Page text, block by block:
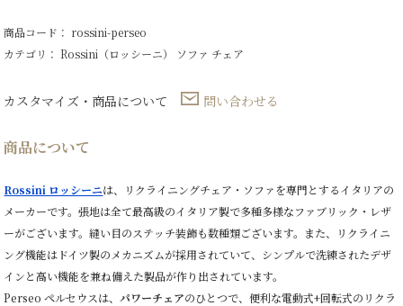
式
1
け
個
商品コード： rossini-perseo
カテゴリ：Rossini（ロッシーニ） ソファ チェア
カスタマイズ・商品について 問い合わせる
商品について
Rossini ロッシーニは、リクライニングチェア・ソファを専門とするイタリアの
メーカーです。張地は全て最高級のイタリア製で多種多様なファブリック・レザ
ーがございます。縫い目のステッチ装飾も数種類ございます。また、リクライニ
ング機能はドイツ製のメカニズムが採用されていて、シンプルで洗練されたデザ
インと高い機能を兼ね備えた製品が作り出されています。
Perseo ペルセウスは、パワーチェアのひとつで、便利な電動式+回転式のリクラ